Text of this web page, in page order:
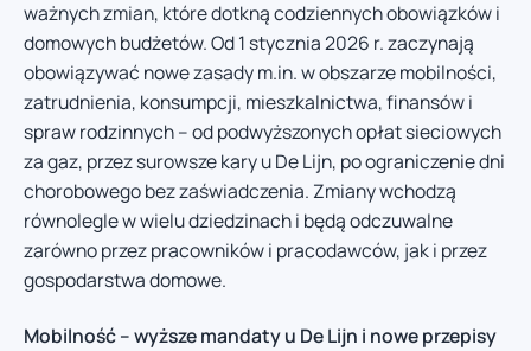
ważnych zmian, które dotkną codziennych obowiązków i
domowych budżetów. Od 1 stycznia 2026 r. zaczynają
obowiązywać nowe zasady m.in. w obszarze mobilności,
zatrudnienia, konsumpcji, mieszkalnictwa, finansów i
spraw rodzinnych – od podwyższonych opłat sieciowych
za gaz, przez surowsze kary u De Lijn, po ograniczenie dni
chorobowego bez zaświadczenia. Zmiany wchodzą
równolegle w wielu dziedzinach i będą odczuwalne
zarówno przez pracowników i pracodawców, jak i przez
gospodarstwa domowe.
Mobilność – wyższe mandaty u De Lijn i nowe przepisy